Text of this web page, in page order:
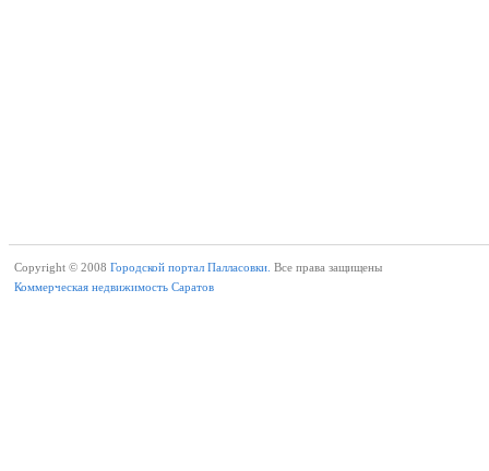
Copyright © 2008 Городской портал Палласовки. Все права защищены
Коммерческая недвижимость Саратов